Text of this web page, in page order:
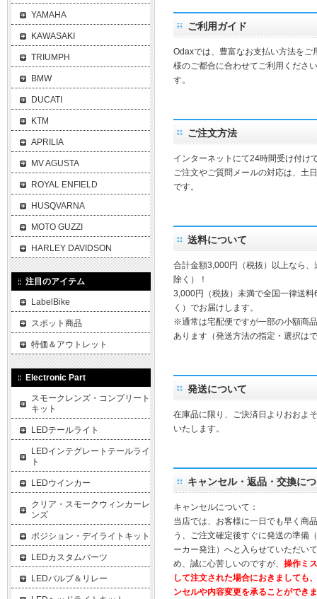
ご利用ガイド
Odaxでは、豊富なお支払い方法を
様のご都合に合わせてご利用くださ
す。
ご注文方法
インターネットにて24時間受け付け
ご注文やご質問メールの対応は、土
です。
送料について
合計金額3,000円（税抜）以上なら
除く）！
3,000円（税抜）未満で全国一律送
く）でお届けします。
※通常は宅配便ですが一部の小額商
あります（発送方法の指定・選択は
発送について
在庫品に限り、ご決済日よりおおよ
いたします。
キャンセル・返品・交換に
キャンセルについて：
当店では、お客様に一日でも早く商
う、ご注文確定後すぐに発送の準備
ーカー発注）へと入らせていただい
め、誠に心苦しいのですが、 操作ミ
して注文された場合におきましても
ンセルや内容変更を承ることができ
YAMAHA
KAWASAKI
TRIUMPH
BMW
DUCATI
KTM
APRILIA
MV AGUSTA
ROYAL ENFIELD
HUSQVARNA
MOTO GUZZI
HARLEY DAVIDSON
注目のアイテム
LabelBike
スポット商品
特価＆アウトレット
Electronic Part
スモークレンズ・コンプリート
キット
LEDテールライト
LEDインテグレートテールライ
ト
LEDウインカー
クリア・スモークウィンカーレ
ンズ
ポジション・デイライトキット
LEDカスタムパーツ
LEDバルブ＆リレー